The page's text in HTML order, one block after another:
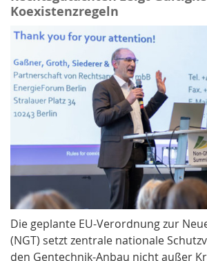
Koexistenzregeln
Die geplante EU-Verordnung zur
(NGT) setzt zentrale nationale
den Gentechnik-Anbau nicht außer